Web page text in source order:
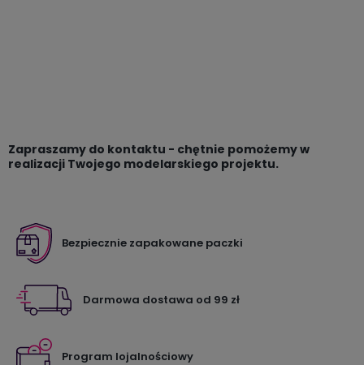
Zapraszamy do kontaktu - chętnie pomożemy w
realizacji Twojego modelarskiego projektu.
Bezpiecznie zapakowane paczki
Darmowa dostawa od 99 zł
Program lojalnościowy